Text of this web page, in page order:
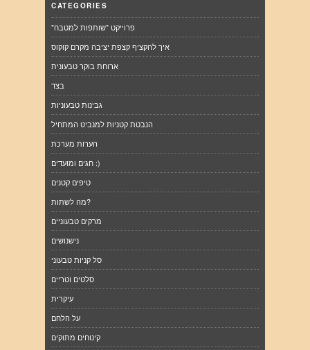
CATEGORIES
"פרוייקט "שותפות למטבח
איך להקציף קצפת יציבה מקרם קוקוס
ארוחת בוקר טבעונית
בצד
גבינות טבעוניות
הנבטת קטניות למנביט המתחיל
הערות מערכת
חגים ומועדים :)
טיפים קטנים
מה לשתות?
מרקים טבעוניים
נישנושים
סל קניות טבעוני
סלטים וטריים
עיקרית
על הלחם
קינוחים מתוקים